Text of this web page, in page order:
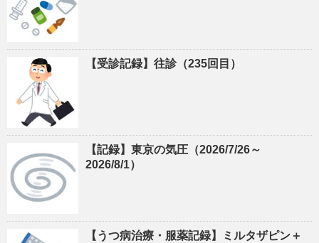
【受診記録】往診（235回目）
【記録】東京の気圧（2026/7/26～
2026/8/1）
【うつ病治療・服薬記録】ミルタザピン＋